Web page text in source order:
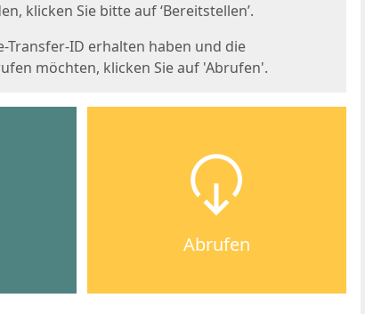
klicken Sie bitte auf ‘Bereitstellen’.
Transfer-ID erhalten haben und die
möchten, klicken Sie auf 'Abrufen'.
Abrufen